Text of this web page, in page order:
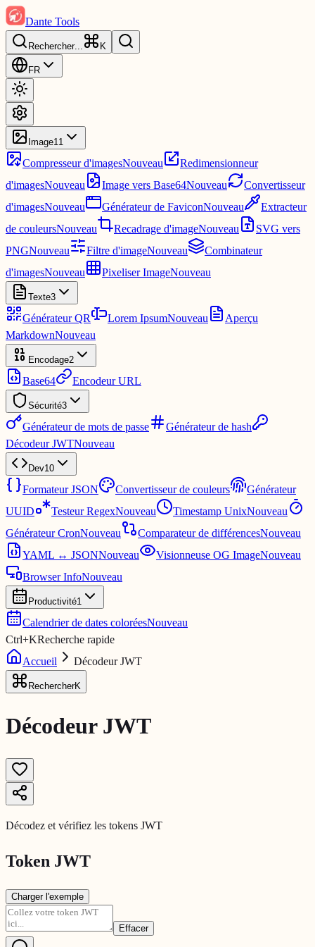
Dante Tools
Rechercher... K
FR
Image11
Compresseur d'imagesNouveau
Redimensionneur
d'imagesNouveau Image vers Base64Nouveau
Convertisseur
d'imagesNouveau Générateur de FaviconNouveau
Extracteur
de couleursNouveau Recadrage d'imageNouveau
SVG vers
PNGNouveau Filtre d'imageNouveau
Combinateur
d'imagesNouveau Pixeliser ImageNouveau
Texte3
Générateur QR Lorem IpsumNouveau
Aperçu
MarkdownNouveau
Encodage2
Base64 Encodeur URL
Sécurité3
Générateur de mots de passe
Générateur de hash
Décodeur JWTNouveau
Dev10
Formateur JSON Convertisseur de couleurs
Générateur
UUID
Testeur RegexNouveau Timestamp UnixNouveau
Générateur CronNouveau Comparateur de différencesNouveau
YAML ↔ JSONNouveau Visionneuse OG ImageNouveau
Browser InfoNouveau
Productivité1
Calendrier de dates coloréesNouveau
Ctrl+KRecherche rapide
Accueil
Décodeur JWT
RechercherK
Décodeur JWT
Décodez et vérifiez les tokens JWT
Token JWT
Charger l'exemple
Effacer